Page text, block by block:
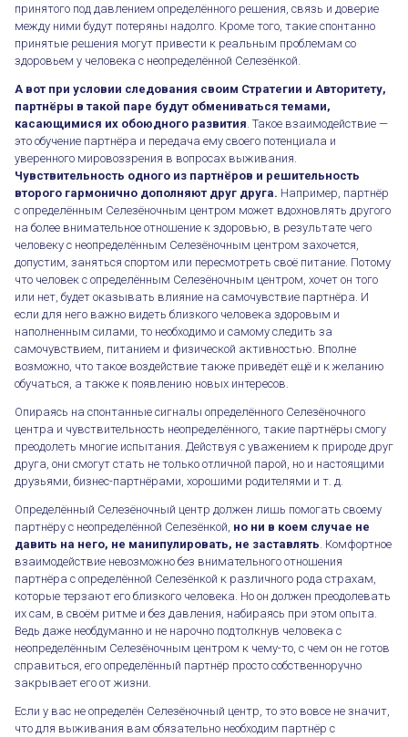
Неопределённый центр Селезёнки в любовном композите
принятого под давлением определённого решения, связь и доверие
между ними будут потеряны надолго. Кроме того, такие спонтанно
принятые решения могут привести к реальным проблемам со
здоровьем у человека с неопределённой Селезёнкой.
А вот при условии следования своим Стратегии и Авторитету,
партнёры в такой паре будут обмениваться темами,
касающимися их обоюдного развития . Такое взаимодействие —
это обучение партнёра и передача ему своего потенциала и
уверенного мировоззрения в вопросах выживания.
Чувствительность одного из партнёров и решительность
второго гармонично дополняют друг друга. Например, партнёр
с определённым Селезёночным центром может вдохновлять другого
на более внимательное отношение к здоровью, в результате чего
человеку с неопределённым Селезёночным центром захочется,
допустим, заняться спортом или пересмотреть своё питание. Потому
что человек с определённым Селезёночным центром, хочет он того
или нет, будет оказывать влияние на самочувствие партнёра. И
если для него важно видеть близкого человека здоровым и
наполненным силами, то необходимо и самому следить за
самочувствием, питанием и физической активностью. Вполне
возможно, что такое воздействие также приведёт ещё и к желанию
обучаться, а также к появлению новых интересов.
Опираясь на спонтанные сигналы определённого Селезёночного
центра и чувствительность неопределённого, такие партнёры смогу
преодолеть многие испытания. Действуя с уважением к природе друг
друга, они смогут стать не только отличной парой, но и настоящими
друзьями, бизнес-партнёрами, хорошими родителями и т. д.
Определённый Селезёночный центр должен лишь помогать своему
партнёру с неопределённой Селезёнкой, но ни в коем случае не
давить на него, не манипулировать, не заставлять . Комфортное
взаимодействие невозможно без внимательного отношения
партнёра с определённой Селезёнкой к различного рода страхам,
которые терзают его близкого человека. Но он должен преодолевать
их сам, в своём ритме и без давления, набираясь при этом опыта.
Ведь даже необдуманно и не нарочно подтолкнув человека с
неопределённым Селезёночным центром к чему-то, с чем он не готов
справиться, его определённый партнёр просто собственноручно
закрывает его от жизни.
Если у вас не определён Селезёночный центр, то это вовсе не значит,
что для выживания вам обязательно необходим партнёр с